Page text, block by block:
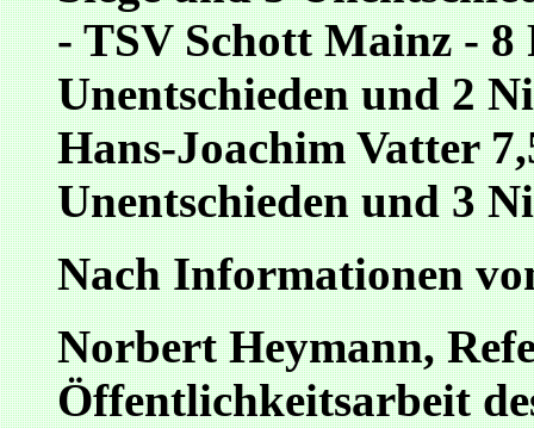
- TSV Schott Mainz -8
Unentschieden und 2
Hans-Joachim Vatter
Unentschieden und 3
Nach Informationen
Norbert Heymann,
Öffentlichkeitsarbeit